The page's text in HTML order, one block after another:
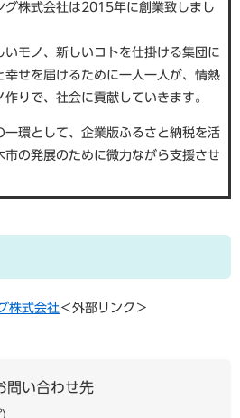
グ株式会社は2015年に創業致しまし
いモノ、新しいコトを仕掛ける集団に
幸せを届けるために一人一人が、情熱
りで、社会に貢献していきます。
一環として、企業版ふるさと納税を活
市の発展のために微力ながら支援させ
株式会社＜外部リンク＞
問い合わせ先